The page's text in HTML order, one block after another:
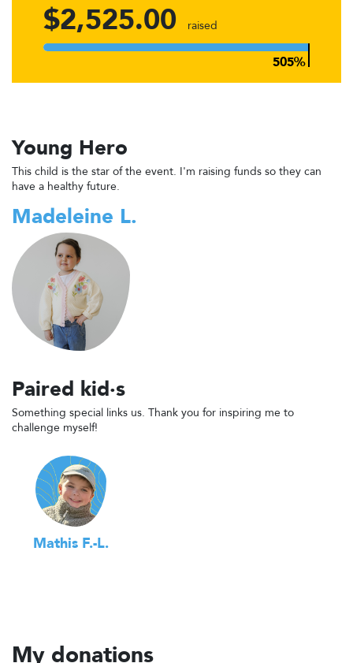
$2,525.00 raised
Young Hero
This child is the star of the event. I'm raising funds so they can
have a healthy future.
Madeleine L.
Paired kid·s
Something special links us. Thank you for inspiring me to
challenge myself!
Mathis F.-L.
My donations